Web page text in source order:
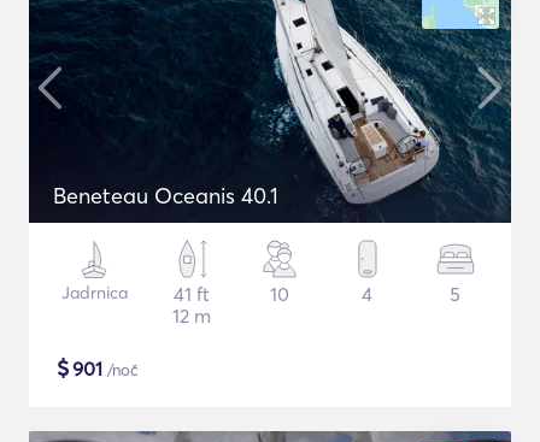
Beneteau Oceanis 40.1
Jadrnica
41 ft
12 m
10 4 5
$901 /noč